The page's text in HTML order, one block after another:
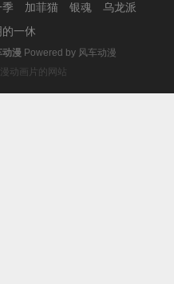
加菲猫 银魂
乌龙派
一休
动漫 Powered by 风车动漫
动画片的网站